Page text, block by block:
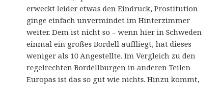
erweckt leider etwas den Eindruck, Prostitution
ginge einfach unvermindet im Hinterzimmer
weiter. Dem ist nicht so – wenn hier in Schweden
einmal ein großes Bordell auffliegt, hat dieses
weniger als 10 Angestellte. Im Vergleich zu den
regelrechten Bordellburgen in anderen Teilen
Europas ist das so gut wie nichts. Hinzu kommt,